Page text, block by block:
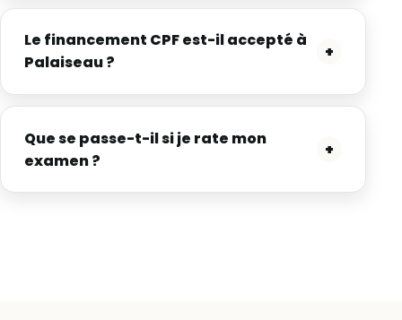
Le financement CPF est-il accepté à
Palaiseau ?
+
Que se passe-t-il si je rate mon
examen ?
+